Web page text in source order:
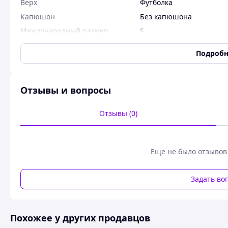
Верх
Футболка
Капюшон
Без капюшона
Международный размер
S
Низ
Шорты
Пол
Состояние
Пользовательские характеристики
белый комплект
Назва
Костюм повседневный
Отзывы и вопросы
Отзывы (0)
Еще не было отзывов
Задать
Похожее у других продавцов